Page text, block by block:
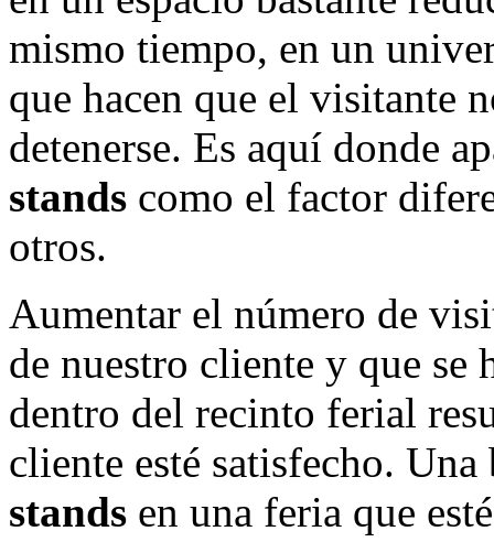
mismo tiempo, en un
que hacen que el visitante
detenerse. Es aquí donde
stands como el factor
otros.
Aumentar el número de
de nuestro cliente y que se
dentro del recinto ferial
cliente esté satisfecho.
stands en una feria que